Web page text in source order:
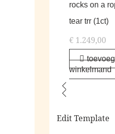
rocks on a
tear trr (1ct)
€ 1.249,00
winkelmand
Edit Template